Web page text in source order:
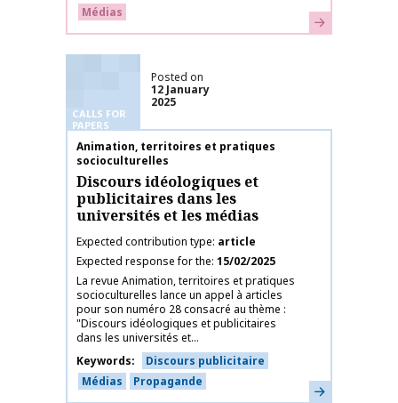
Médias
Learn more
CALLS FOR
PAPERS
Posted on
12 January
2025
Publication name
Animation, territoires et pratiques
socioculturelles
Discours idéologiques et
publicitaires dans les
universités et les médias
Expected contribution type article
Expected response for the 15/02/2025
La revue Animation, territoires et pratiques
socioculturelles lance un appel à articles
pour son numéro 28 consacré au thème :
"Discours idéologiques et publicitaires
dans les universités et...
Keywords
Discours publicitaire
Médias
Propagande Learn more